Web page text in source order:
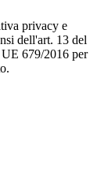
privacy e
dell'art. 13 del
679/2016 per